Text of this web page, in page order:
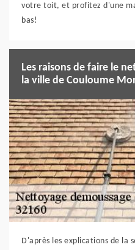
votre toit, et profitez d'une
bas!
Les raisons de faire le
la ville de Couloume
D'après les explications de la